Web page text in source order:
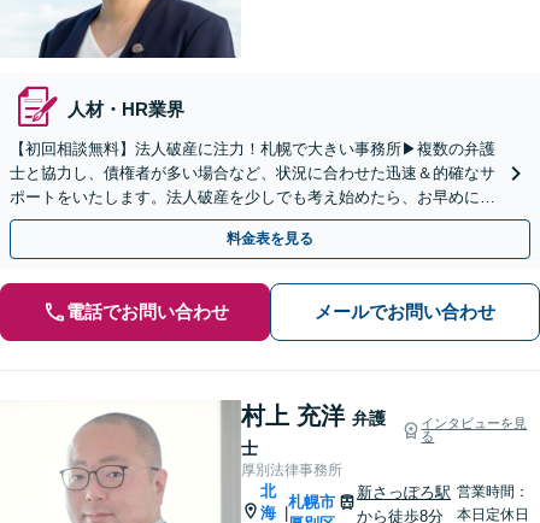
人材・HR業界
【初回相談無料】法人破産に注力！札幌で大きい事務所▶︎複数の弁護
士と協力し、債権者が多い場合など、状況に合わせた迅速＆的確なサ
ポートをいたします。法人破産を少しでも考え始めたら、お早めに
【面談】をご予約ください【休日・夜間相談可】
料金表を見る
電話でお問い合わせ メールでお問い合わせ
村上 充洋 弁護
士
インタビューを見
る
厚別法律事務所
北
海
札幌市
新さっぽろ駅
から徒歩8分
営業時間：
本日定休日